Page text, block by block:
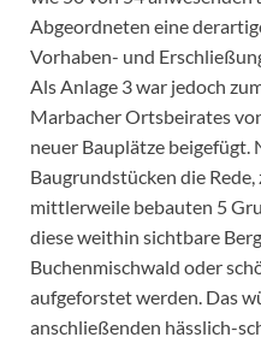
Abgeordneten eine
Vorhaben- und
Als Anlage 3 war jedoch
Marbacher Ortsbeirates
neuer Bauplätze beigefügt.
Baugrundstücken die
mittlerweile bebauten 5
diese weithin sichtbare
Buchenmischwald oder
aufgeforstet werden. Das
anschließenden hässlich-